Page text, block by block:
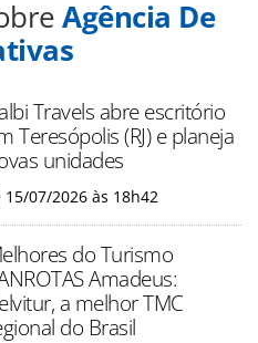
Agência De
Travels abre escritório
Teresópolis (RJ) e planeja
unidades
15/07/2026 às 18h42
do Turismo
Amadeus:
a melhor TMC
do Brasil